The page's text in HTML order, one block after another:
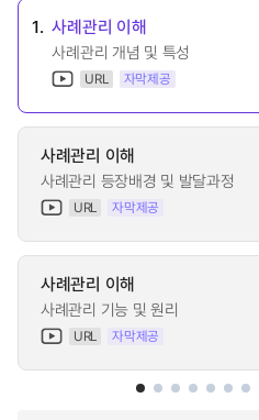
1. 사례관리 이해
사례관리 개념 및 특성
URL 자막제공
사례관리 이해
사례관리 등장배경 및 발달과정
URL 자막제공
사례관리 이해
사례관리 기능 및 원리
URL 자막제공